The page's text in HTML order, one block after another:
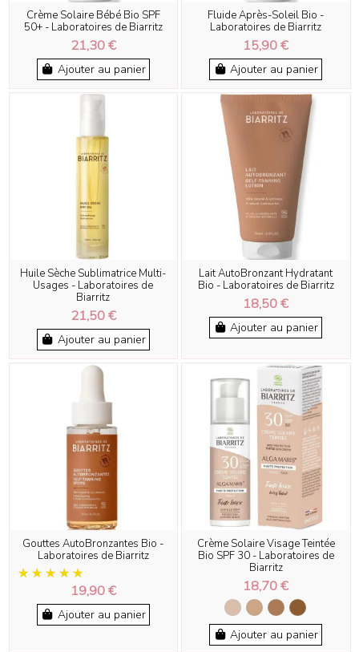
Crème Solaire Bébé Bio SPF
50+ - Laboratoires de Biarritz
21,30 €
Ajouter au panier
Fluide Après-Soleil Bio -
Laboratoires de Biarritz
15,90 €
Ajouter au panier
Huile Sèche Sublimatrice Multi-
Usages - Laboratoires de
Biarritz
21,50 €
Ajouter au panier
Lait AutoBronzant Hydratant
Bio - Laboratoires de Biarritz
18,50 €
Ajouter au panier
Gouttes AutoBronzantes Bio -
Laboratoires de Biarritz
19,90 €
Ajouter au panier
Crème Solaire Visage Teintée
Bio SPF 30 - Laboratoires de
Biarritz
18,70 €
Ajouter au panier